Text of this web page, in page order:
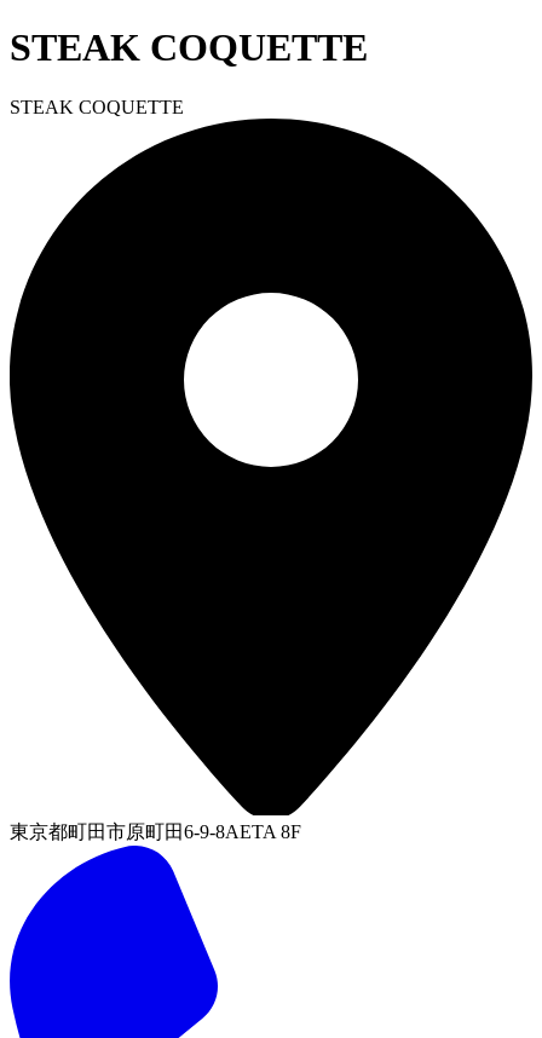
STEAK COQUETTE
STEAK COQUETTE
東京都町田市原町田6-9-8AETA 8F